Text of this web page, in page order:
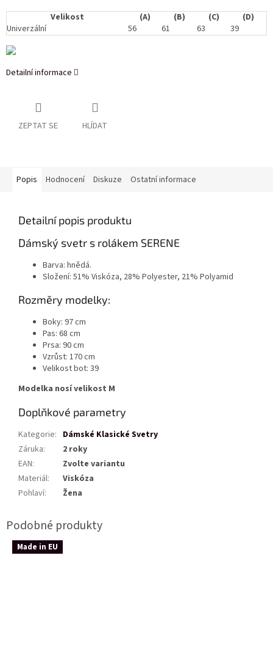
Velikost (A) (B) (C)
(D)
Univerzální
56 61 63 39
Detailní informace
ZEPTAT SE HLÍDAT
Popis Hodnocení Diskuze Ostatní informace
Detailní popis produktu
Dámský svetr s rolákem SERENE
Barva: hnědá.
Složení: 51% Viskóza, 28% Polyester, 21% Polyamid
Rozměry modelky:
Boky: 97 cm
Pas: 68 cm
Prsa: 90 cm
Vzrůst: 170 cm
Velikost bot: 39
Modelka nosí velikost M
Doplňkové parametry
Kategorie: Dámské Klasické Svetry
Záruka:
2 roky
EAN:
Zvolte variantu
Materiál:
Viskóza
Pohlaví: Žena
Made in EU